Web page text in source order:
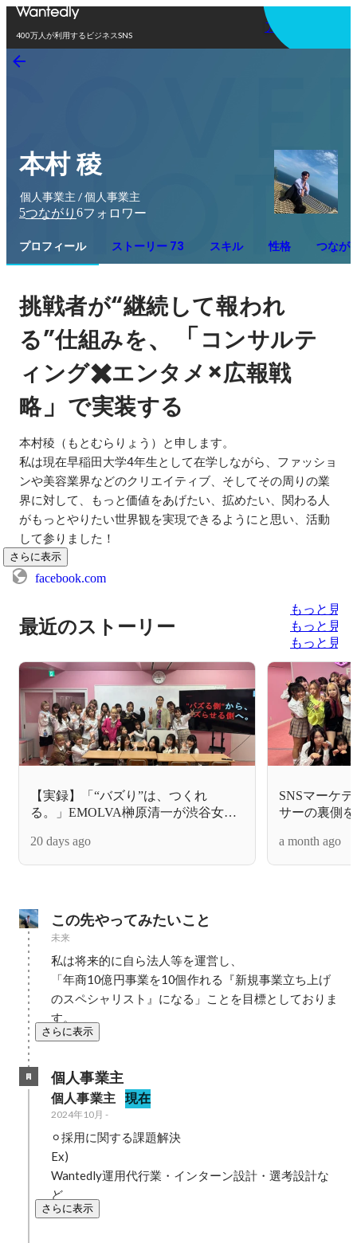
400万人が利用するビジネスSNS
アプリを使う
本村 稜
個人事業主 / 個人事業主
5つながり 6フォロワー
プロフィール ストーリー 73 スキル 性格 つなが
挑戦者が“継続して報われ
る”仕組みを、「コンサルテ
ィング✖️エンタメ ×広報戦
略」 で実装する
本村稜（もとむらりょう）と申します。
私は現在早稲田大学4年生として在学しながら、ファッショ
ンや美容業界などのクリエイティブ、そしてその周りの業
界に対して、もっと価値をあげたい、拡めたい、関わる人
がもっとやりたい世界観を実現できるようにと思い、活動
して参りました！
さらに表示
facebook.com
最近のストーリー
もっと見る
もっと見る
もっと見る
【実録】「“バズり”は、つくれ
る。」EMOLVA榊󠄀原清一が渋谷女子
た、最先端SNS特別授業の裏側
20 days ago
SNSマーケ
サーの裏側
原社長が渋
ルスクール
a month ago
この先やってみたいこと
未来
私は将来的に自ら法人等を運営し、
「年商10億円事業を10個作れる『新規事業立ち上げ
のスペシャリスト』になる」ことを目標としておりま
す。
さらに表示
個人事業主
個人事業主 現在
2024年10月 -
⚪︎採用に関する課題解決
Ex)
Wantedly運用代行業・インターン設計・選考設計な
ど
さらに表示